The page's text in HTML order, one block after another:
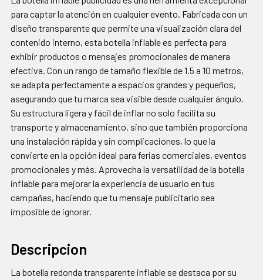
para captar la atención en cualquier evento. Fabricada con un
diseño transparente que permite una visualización clara del
contenido interno, esta botella inflable es perfecta para
exhibir productos o mensajes promocionales de manera
efectiva. Con un rango de tamaño flexible de 1.5 a 10 metros,
se adapta perfectamente a espacios grandes y pequeños,
asegurando que tu marca sea visible desde cualquier ángulo.
Su estructura ligera y fácil de inflar no solo facilita su
transporte y almacenamiento, sino que también proporciona
una instalación rápida y sin complicaciones, lo que la
convierte en la opción ideal para ferias comerciales, eventos
promocionales y más. Aprovecha la versatilidad de la botella
inflable para mejorar la experiencia de usuario en tus
campañas, haciendo que tu mensaje publicitario sea
imposible de ignorar.
Descripcion
La botella redonda transparente inflable se destaca por su